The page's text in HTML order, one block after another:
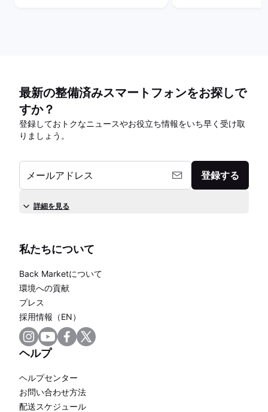
最新の整備済みスマートフォンをお探しで
すか？
登録しておトクなニュースやお役立ち情報をいち早く受け取
りましょう。
メールアドレス 登録する
詳細を見る
私たちについて
Back Marketについて
環境への貢献
プレス
採用情報（EN）
ヘルプ
ヘルプセンター
お問い合わせ方法
配送スケジュール